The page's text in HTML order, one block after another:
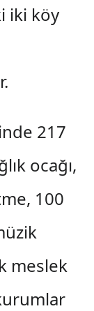
iki köy
217
ocağı,
100
meslek